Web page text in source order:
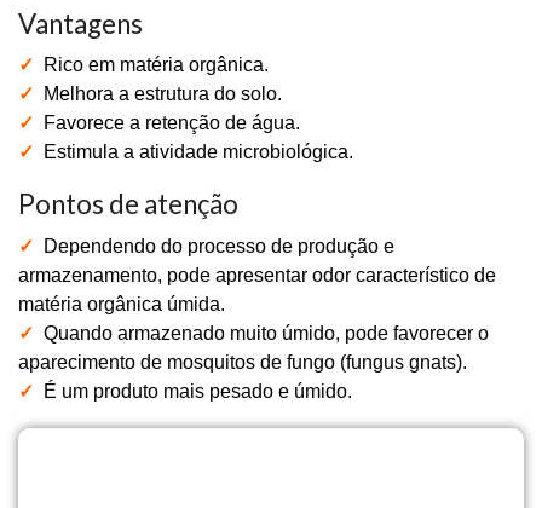
Vantagens
✓
Rico em matéria orgânica.
✓
Melhora a estrutura do solo.
✓
Favorece a retenção de água.
✓
Estimula a atividade microbiológica.
Pontos de atenção
✓
Dependendo do processo de produção e
armazenamento, pode apresentar odor característico de
matéria orgânica úmida.
✓ Quando armazenado muito úmido, pode favorecer o
aparecimento de mosquitos de fungo (fungus gnats).
✓
É um produto mais pesado e úmido.